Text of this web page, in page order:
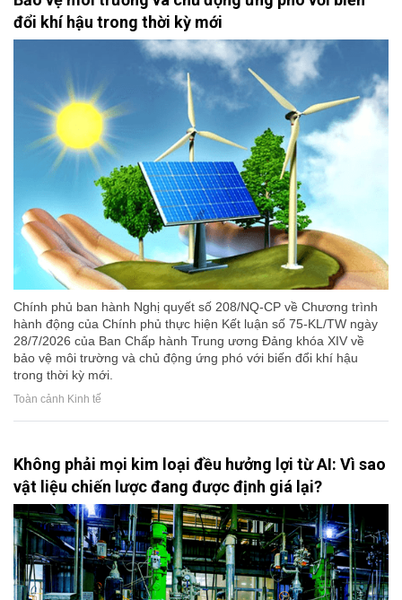
đổi khí hậu trong thời kỳ mới
Chính phủ ban hành Nghị quyết số 208/NQ-CP về Chương trình
hành động của Chính phủ thực hiện Kết luận số 75-KL/TW ngày
28/7/2026 của Ban Chấp hành Trung ương Đảng khóa XIV về
bảo vệ môi trường và chủ động ứng phó với biến đổi khí hậu
trong thời kỳ mới.
Toàn cảnh Kinh tế
Không phải mọi kim loại đều hưởng lợi từ AI: Vì sao
vật liệu chiến lược đang được định giá lại?